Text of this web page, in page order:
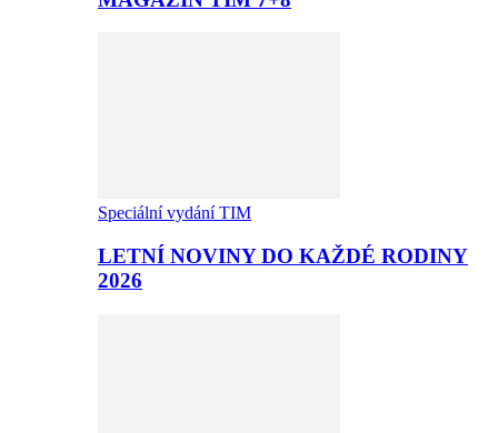
Speciální vydání TIM
LETNÍ NOVINY DO KAŽDÉ RODINY
2026